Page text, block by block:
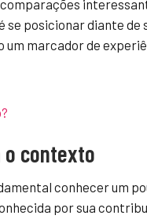
posicionar diante de
um marcador de
o contexto
conhecer um
por sua